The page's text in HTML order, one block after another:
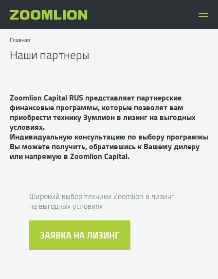
Главная
Наши партнеры
Zoomlion Capital RUS представляет партнерские
финансовые программы, которые позволят вам
приобрести технику Зумлион в лизинг на выгодных
условиях.
Индивидуальную консультацию по выбору программы
Вы можете получить, обратившись к Вашему дилеру
или напрямую в Zoomlion Capital.
Широкий выбор техники Zoomlion в лизинг
на выгодных условиях
ЗАЯВКА НА ЛИЗИНГ